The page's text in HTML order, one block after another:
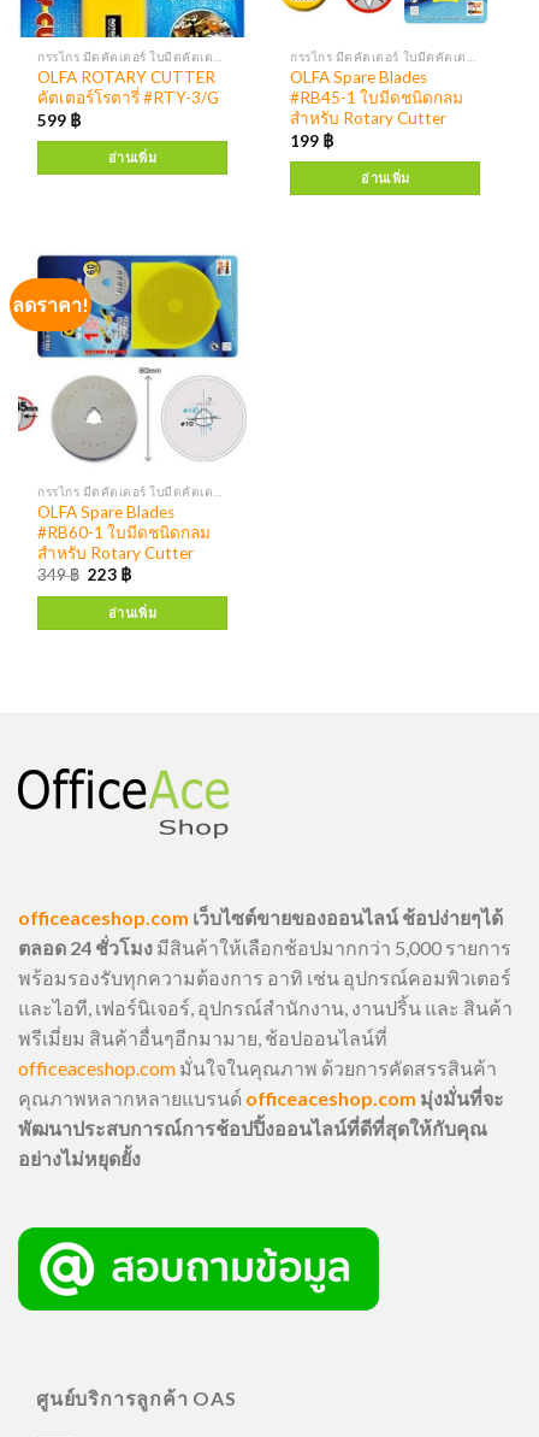
กรรไกร มีดคัตเตอร์ ใบมีดคัตเตอร์
OLFA ROTARY CUTTER
คัตเตอร์โรตารี่ #RTY-3/G
599 ฿
อ่านเพิ่ม
กรรไกร มีดคัตเตอร์ ใบมีดคัตเตอร์
OLFA Spare Blades
#RB45-1 ใบมีดชนิดกลม
สำหรับ Rotary Cutter
199 ฿
อ่านเพิ่ม
ลดราคา!
OLFA Spare Blades
#RB60-1 ใบมีดชนิดกลม
สำหรับ Rotary Cutter
349฿ 223 ฿
อ่านเพิ่ม
officeaceshop.com เว็บไซต์ขายของออนไลน์ ช้อปง่ายๆได้
ตลอด 24 ชั่วโมง มีสินค้าให้เลือกช้อปมากกว่า 5,000 รายการ
พร้อมรองรับทุกความต้องการ อาทิ เช่น อุปกรณ์คอมพิวเตอร์
และไอที, เฟอร์นิเจอร์, อุปกรณ์สำนักงาน, งานปริ้น และ สินค้า
พรีเมี่ยม สินค้าอื่นๆอีกมามาย, ช้อปออนไลน์ที่
officeaceshop.com มั่นใจในคุณภาพ ด้วยการคัดสรรสินค้า
คุณภาพหลากหลายแบรนด์ officeaceshop.com มุ่งมั่นที่จะ
พัฒนาประสบการณ์การช้อปปิ้งออนไลน์ที่ดีที่สุดให้กับคุณ
อย่างไม่หยุดยั้ง
ศูนย์บริการลูกค้า OAS